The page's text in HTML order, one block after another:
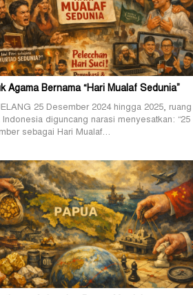
Agama Bernama “Hari Mualaf Sedunia”
25 Desember 2024 hingga 2025, ruang
Indonesia diguncang narasi menyesatkan: “25
sebagai Hari Mualaf…